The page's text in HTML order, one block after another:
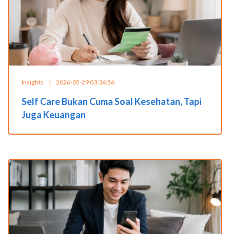
Insights | 2026-05-29 03:36:56
Self Care Bukan Cuma Soal Kesehatan, Tapi
Juga Keuangan